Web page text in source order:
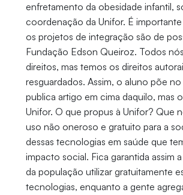
enfretamento da obesidade infantil,
coordenação da Unifor. É importante
os projetos de integração são de
Fundação Edson Queiroz. Todos
direitos, mas temos os direitos
resguardados. Assim, o aluno põe
publica artigo em cima daquilo, mas
Unifor. O que propus à Unifor? Que
uso não oneroso e gratuito para a
dessas tecnologias em saúde que
impacto social. Fica garantida assim
da população utilizar gratuitamente
tecnologias, enquanto a gente